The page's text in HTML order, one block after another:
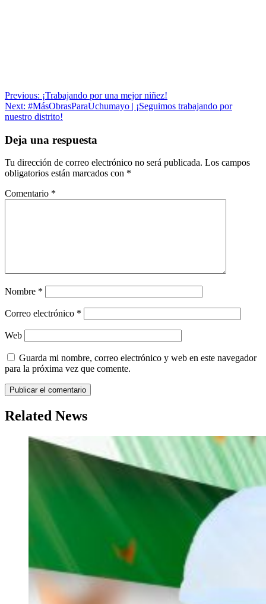
Navegación
de
Previous: ¡Trabajando por una mejor niñez!
Next: #MásObrasParaUchumayo | ¡Seguimos trabajando por
nuestro distrito!
Deja una respuesta
Tu dirección de correo electrónico no será publicada. Los campos
obligatorios están marcados con *
Comentario *
Nombre *
Correo electrónico *
Web
Guarda mi nombre, correo electrónico y web en este navegador
para la próxima vez que comente.
Related News